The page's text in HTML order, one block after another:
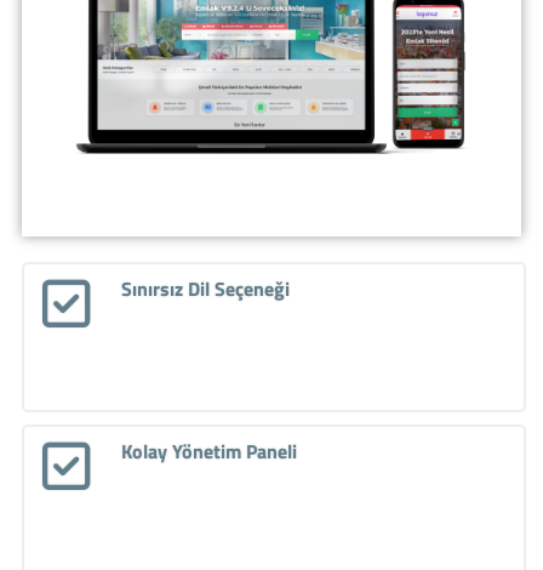
Sınırsız Dil Seçeneği
Kolay Yönetim Paneli